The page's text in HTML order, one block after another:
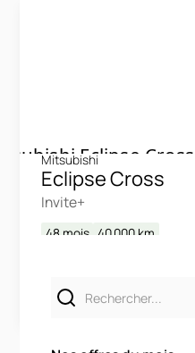
Mitsubishi
Eclipse Cross
Invite+
48 mois 40 000km
449€/mois